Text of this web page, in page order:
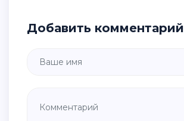
Добавить комментарий